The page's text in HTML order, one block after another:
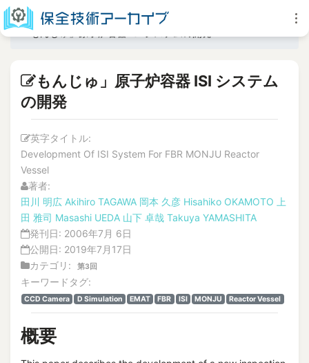
もんじゅ」原子炉容器 ISI システムの開発
もんじゅ」原子炉容器 ISI システム
の開発
英字タイトル:
Development Of ISI System For FBR MONJU Reactor
Vessel
著者:
田川 明広 Akihiro TAGAWA 岡本 久彦 Hisahiko OKAMOTO
上
田 雅司 Masashi UEDA 山下 卓哉 Takuya YAMASHITA
発刊日: 2006年7月 6日
公開日: 2019年7月17日
カテゴリ:
第3回
キーワードタグ:
CCD Camera D Simulation EMAT FBR ISI MONJU Reactor Vessel
概要